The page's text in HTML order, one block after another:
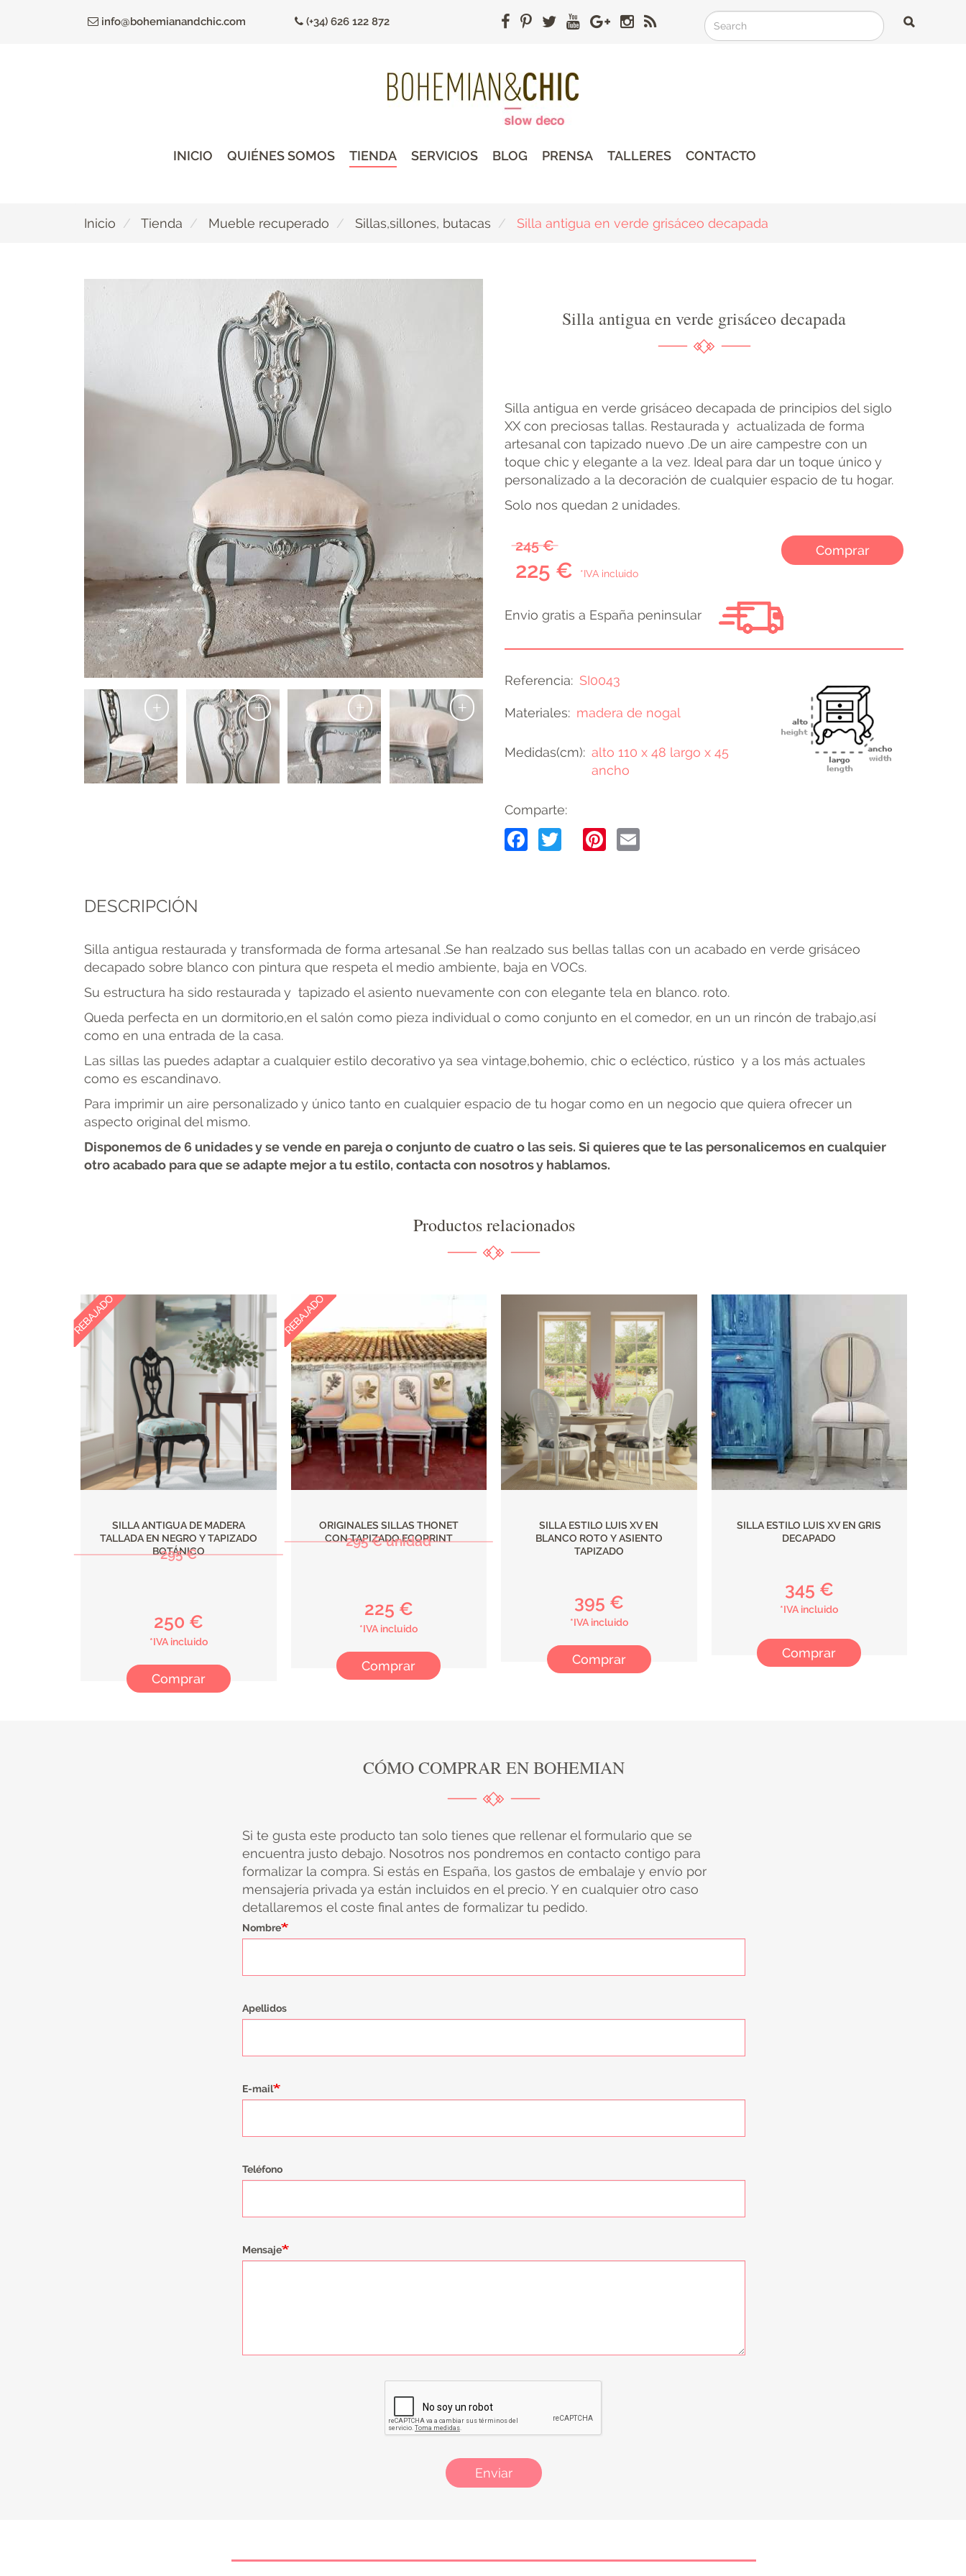
info@bohemianandchic.com (+34) 626 122 872
Search
Search
Search
INICIO QUIÉNES SOMOS TIENDA SERVICIOS BLOG PRENSA TALLERES CONTACTO
Inicio Tienda Mueble recuperado Sillas,sillones, butacas Silla antigua en verde grisáceo decapada
+ + + +
Silla antigua en verde grisáceo decapada
Silla antigua en verde grisáceo decapada de principios del siglo
XX con preciosas tallas. Restaurada y actualizada de forma
artesanal con tapizado nuevo .De un aire campestre con un
toque chic y elegante a la vez. Ideal para dar un toque único y
personalizado a la decoración de cualquier espacio de tu hogar.
Solo nos quedan 2 unidades.
245 €
225 € *IVA incluido
Comprar
Envio gratis a España peninsular
Referencia SI0043
Materiales madera de nogal
Medidas(cm)
alto 110 x 48 largo x 45
ancho
Comparte:
Facebook
TwitterPinterest
DESCRIPCIÓN
Silla antigua restaurada y transformada de forma artesanal .Se han realzado sus bellas tallas con un acabado en verde grisáceo
decapado sobre blanco con pintura que respeta el medio ambiente, baja en VOCs.
Su estructura ha sido restaurada y tapizado el asiento nuevamente con con elegante tela en blanco. roto.
Queda perfecta en un dormitorio,en el salón como pieza individual o como conjunto en el comedor, en un un rincón de trabajo,así
como en una entrada de la casa.
Las sillas las puedes adaptar a cualquier estilo decorativo ya sea vintage,bohemio, chic o ecléctico, rústico y a los más actuales
como es escandinavo.
Para imprimir un aire personalizado y único tanto en cualquier espacio de tu hogar como en un negocio que quiera ofrecer un
aspecto original del mismo.
Disponemos de 6 unidades y se vende en pareja o conjunto de cuatro o las seis. Si quieres que te las personalicemos en cualquier
otro acabado para que se adapte mejor a tu estilo, contacta con nosotros y hablamos.
Productos relacionados
SILLA ANTIGUA DE MADERA
TALLADA EN NEGRO Y TAPIZADO
BOTÁNICO
295 €
250 €
*IVA incluido
Comprar
ORIGINALES SILLAS THONET
CON TAPIZADO ECOPRINT
295 € unidad
225 €
*IVA incluido
Comprar
SILLA ESTILO LUIS XV EN
BLANCO ROTO Y ASIENTO
TAPIZADO
395 €
*IVA incluido
Comprar
SILLA ESTILO LUIS XV EN GRIS
DECAPADO
345 €
*IVA incluido
Comprar
CÓMO COMPRAR EN BOHEMIAN
Si te gusta este producto tan solo tienes que rellenar el formulario que se
encuentra justo debajo. Nosotros nos pondremos en contacto contigo para
formalizar la compra. Si estás en España, los gastos de embalaje y envío por
mensajería privada ya están incluidos en el precio. Y en cualquier otro caso
detallaremos el coste final antes de formalizar tu pedido.
Nombre
Apellidos
E-mail
Teléfono
Mensaje
Enviar